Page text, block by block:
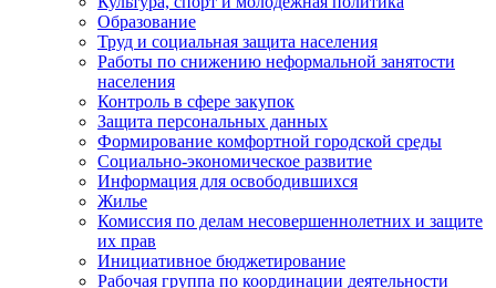
Образование
Труд и социальная защита населения
Работы по снижению неформальной занятости
населения
Контроль в сфере закупок
Защита персональных данных
Формирование комфортной городской среды
Социально-экономическое развитие
Информация для освободившихся
Жилье
Комиссия по делам несовершеннолетних и защите
их прав
Инициативное бюджетирование
Рабочая группа по координации деятельности